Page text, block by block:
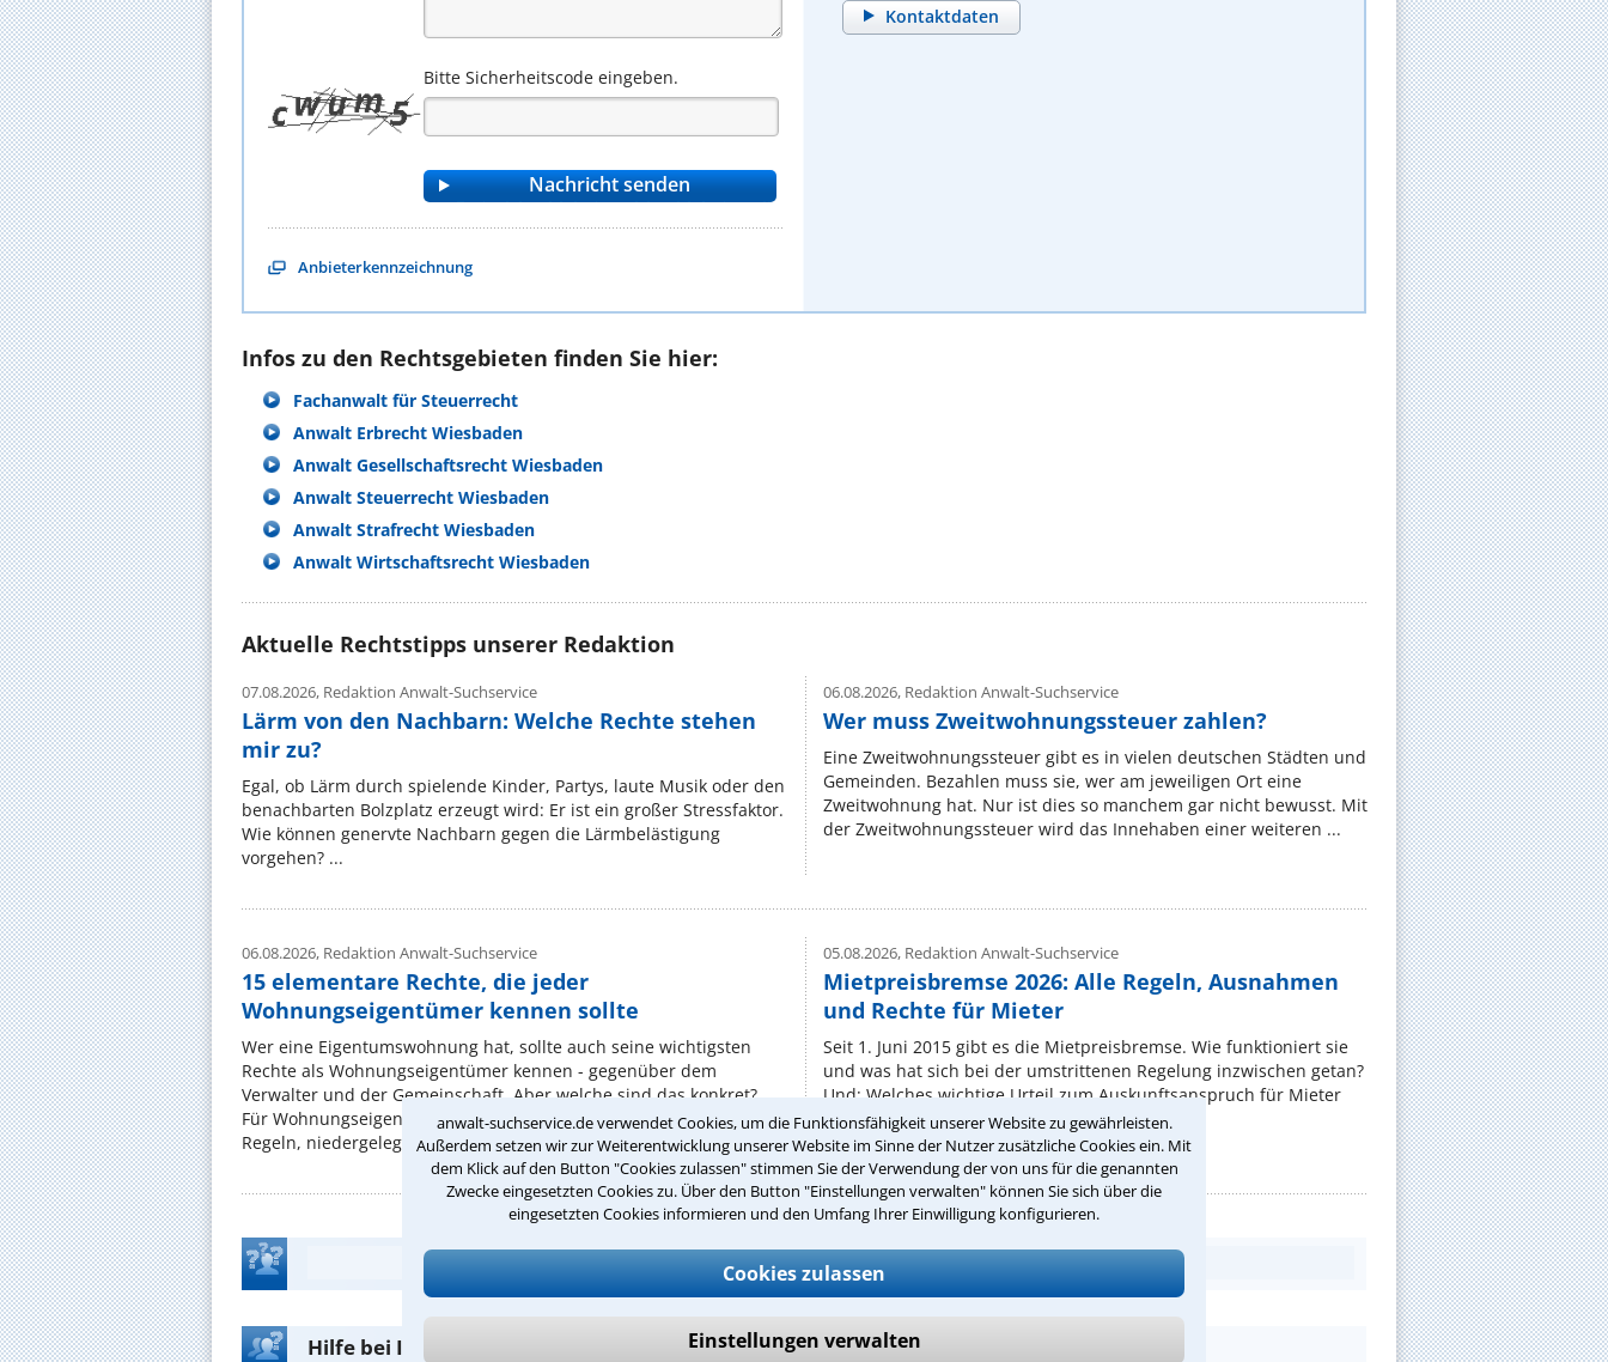
anwalt-suchservice.de verwendet Cookies, um die Funktionsfähigkeit unserer Website zu gewährleisten.
Außerdem setzen wir zur Weiterentwicklung unserer Website im Sinne der Nutzer zusätzliche Cookies ein. Mit
dem Klick auf den Button "Cookies zulassen" stimmen Sie der Verwendung der von uns für die genannten
Zwecke eingesetzten Cookies zu. Über den Button "Einstellungen verwalten" können Sie sich über die
eingesetzten Cookies informieren und den Umfang Ihrer Einwilligung konfigurieren.
Cookies zulassen
Einstellungen verwalten
Bitte Sicherheitscode eingeben.
Anbieterkennzeichnung
Kontaktdaten
Infos zu den Rechtsgebieten finden Sie hier:
Fachanwalt für Steuerrecht
Anwalt Erbrecht Wiesbaden
Anwalt Gesellschaftsrecht Wiesbaden
Anwalt Steuerrecht Wiesbaden
Anwalt Strafrecht Wiesbaden
Anwalt Wirtschaftsrecht Wiesbaden
Aktuelle Rechtstipps unserer Redaktion
07.08.2026, Redaktion Anwalt-Suchservice
Lärm von den Nachbarn: Welche Rechte stehen
mir zu?
Egal, ob Lärm durch spielende Kinder, Partys, laute Musik oder den
benachbarten Bolzplatz erzeugt wird: Er ist ein großer Stressfaktor.
Wie können genervte Nachbarn gegen die Lärmbelästigung
vorgehen? ...
06.08.2026,Redaktion Anwalt-Suchservice
Wer muss Zweitwohnungssteuer zahlen?
Eine Zweitwohnungssteuer gibt es in vielen deutschen Städten und
Gemeinden. Bezahlen muss sie, wer am jeweiligen Ort eine
Zweitwohnung hat. Nur ist dies so manchem gar nicht bewusst. Mit
der Zweitwohnungssteuer wird das Innehaben einer weiteren ...
06.08.2026, Redaktion Anwalt-Suchservice
15 elementare Rechte, die jeder
Wohnungseigentümer kennen sollte
Wer eine Eigentumswohnung hat, sollte auch seine wichtigsten
Rechte als Wohnungseigentümer kennen - gegenüber dem
Verwalter und der Gemeinschaft. Aber welche sind das konkret?
Für Wohnungseigentümergemeinschaften gibt es besondere
Regeln, niedergelegt ...
05.08.2026,Redaktion Anwalt-Suchservice
Mietpreisbremse 2026: Alle Regeln, Ausnahmen
und Rechte für Mieter
Seit 1. Juni 2015 gibt es die Mietpreisbremse. Wie funktioniert sie
und was hat sich bei der umstrittenen Regelung inzwischen getan?
Und: Welches wichtige Urteil zum Auskunftsanspruch für Mieter
hat der BGH gefällt? ...
Teste Dein Rechtswissen
Hilfe bei Ihrer Anwaltsuche?